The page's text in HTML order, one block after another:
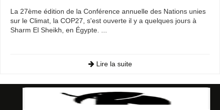
La 27ème édition de la Conférence annuelle des Nations unies
sur le Climat, la COP27, s'est ouverte il y a quelques jours à
Sharm El Sheikh, en Égypte. ...
Lire la suite